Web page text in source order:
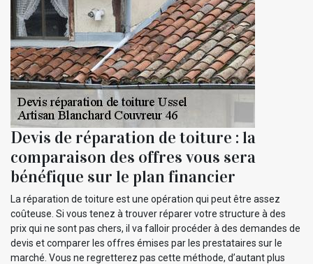
Devis de réparation de toiture : la
comparaison des offres vous sera
bénéfique sur le plan financier
La réparation de toiture est une opération qui peut être assez
coûteuse. Si vous tenez à trouver réparer votre structure à des
prix qui ne sont pas chers, il va falloir procéder à des demandes de
devis et comparer les offres émises par les prestataires sur le
marché. Vous ne regretterez pas cette méthode, d’autant plus